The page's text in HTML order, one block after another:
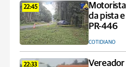
22:45
da pista
PR-446
COTIDIANO
22:33
Vereador